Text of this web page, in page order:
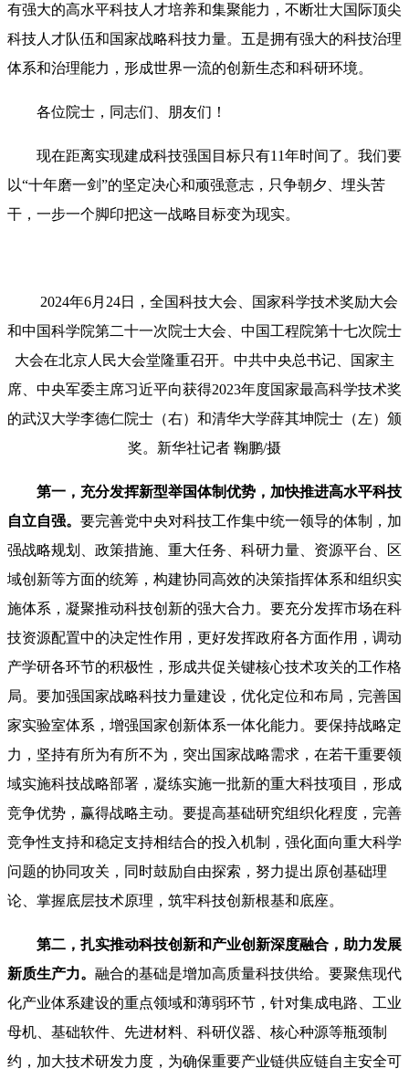
有强大的高水平科技人才培养和集聚能力，不断壮大国际顶尖
科技人才队伍和国家战略科技力量。五是拥有强大的科技治理
体系和治理能力，形成世界一流的创新生态和科研环境。
各位院士，同志们、朋友们！
现在距离实现建成科技强国目标只有11年时间了。我们要
以“十年磨一剑”的坚定决心和顽强意志，只争朝夕、埋头苦
干，一步一个脚印把这一战略目标变为现实。
2024年6月24日，全国科技大会、国家科学技术奖励大会
和中国科学院第二十一次院士大会、中国工程院第十七次院士
大会在北京人民大会堂隆重召开。中共中央总书记、国家主
席、中央军委主席习近平向获得2023年度国家最高科学技术奖
的武汉大学李德仁院士（右）和清华大学薛其坤院士（左）颁
奖。新华社记者 鞠鹏/摄
第一，充分发挥新型举国体制优势，加快推进高水平科技
自立自强。 要完善党中央对科技工作集中统一领导的体制，加
强战略规划、政策措施、重大任务、科研力量、资源平台、区
域创新等方面的统筹，构建协同高效的决策指挥体系和组织实
施体系，凝聚推动科技创新的强大合力。要充分发挥市场在科
技资源配置中的决定性作用，更好发挥政府各方面作用，调动
产学研各环节的积极性，形成共促关键核心技术攻关的工作格
局。要加强国家战略科技力量建设，优化定位和布局，完善国
家实验室体系，增强国家创新体系一体化能力。要保持战略定
力，坚持有所为有所不为，突出国家战略需求，在若干重要领
域实施科技战略部署，凝练实施一批新的重大科技项目，形成
竞争优势，赢得战略主动。要提高基础研究组织化程度，完善
竞争性支持和稳定支持相结合的投入机制，强化面向重大科学
问题的协同攻关，同时鼓励自由探索，努力提出原创基础理
论、掌握底层技术原理，筑牢科技创新根基和底座。
第二，扎实推动科技创新和产业创新深度融合，助力发展
新质生产力。 融合的基础是增加高质量科技供给。要聚焦现代
化产业体系建设的重点领域和薄弱环节，针对集成电路、工业
母机、基础软件、先进材料、科研仪器、核心种源等瓶颈制
约，加大技术研发力度，为确保重要产业链供应链自主安全可